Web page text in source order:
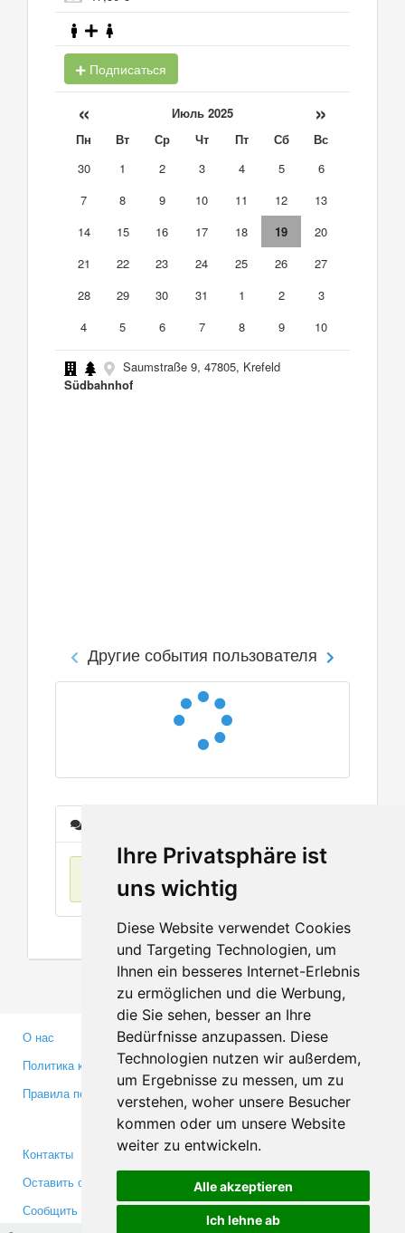
Ihre Privatsphäre ist
uns wichtig
Diese Website verwendet Cookies
und Targeting Technologien, um
Ihnen ein besseres Internet-Erlebnis
zu ermöglichen und die Werbung,
die Sie sehen, besser an Ihre
Bedürfnisse anzupassen. Diese
Technologien nutzen wir außerdem,
um Ergebnisse zu messen, um zu
verstehen, woher unsere Besucher
kommen oder um unsere Website
weiter zu entwickeln.
Alle akzeptieren
Ich lehne ab
Подписаться
« Июль 2025 »
Пн Вт Ср Чт Пт Сб
Вс
30
1 2 3 4 5
6
7
8 9 10 11 12
13
14
15 16 17 18 19
20
21
22 23 24 25 26
27
28
29 30 31 1 2
3
4
5 6 7 8 9 10
Saumstraße 9, 47805, Krefeld
Südbahnhof
Другие события пользователя
О нас
Политика конфиденциальности
Правила пользования
Партнерам
Инвесторам
Медиа
Контакты
Оставить отзыв
Сообщить об ошибке
Facebook
Twitter
YouTube